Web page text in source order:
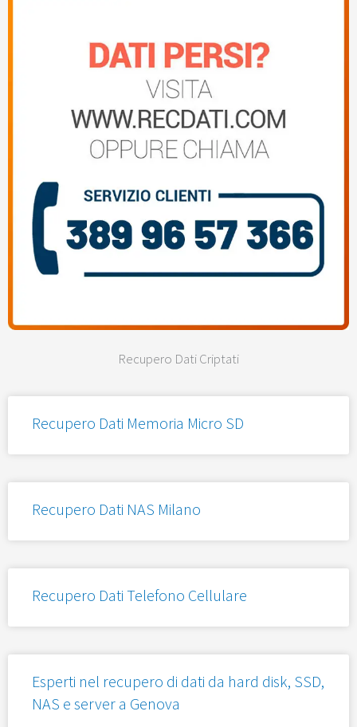
Recupero Dati Criptati
Recupero Dati Memoria Micro SD
Recupero Dati NAS Milano
Recupero Dati Telefono Cellulare
Esperti nel recupero di dati da hard disk, SSD,
NAS e server a Genova